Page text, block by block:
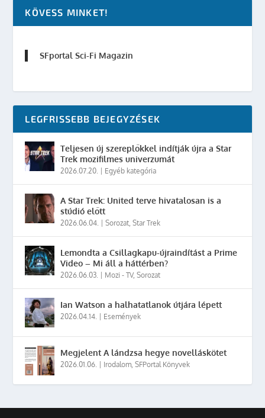
KÖVESS MINKET!
SFportal Sci-Fi Magazin
LEGFRISSEBB BEJEGYZÉSEK
Teljesen új szereplőkkel indítják újra a Star
Trek mozifilmes univerzumát
2026.07.20. Egyéb kategória
A Star Trek: United terve hivatalosan is a
stúdió előtt
2026.06.04. |Sorozat,Star Trek
Lemondta a Csillagkapu-újraindítást a Prime
Video – Mi áll a háttérben?
2026.06.03. Mozi - TV,Sorozat
Ian Watson a halhatatlanok útjára lépett
2026.04.14. Események
Megjelent A lándzsa hegye novelláskötet
2026.01.06. Irodalom,SFPortal Könyvek